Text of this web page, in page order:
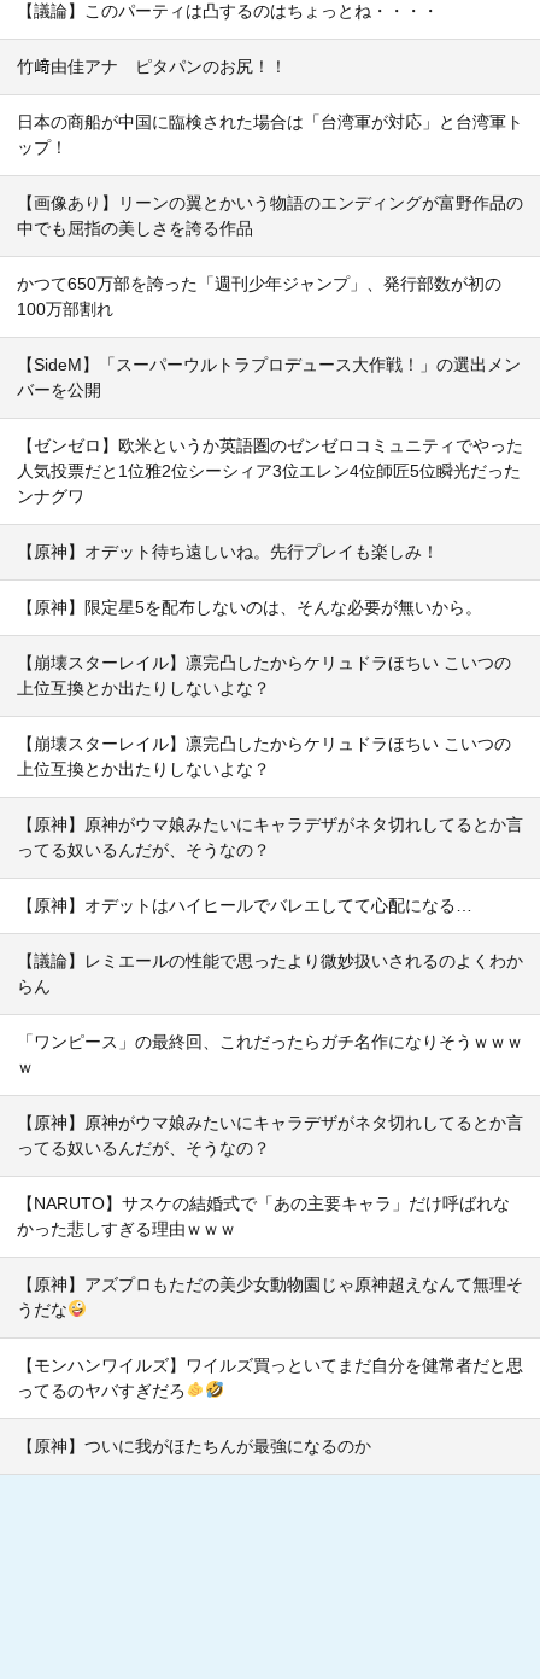
【議論】このパーティは凸するのはちょっとね・・・・
竹﨑由佳アナ ピタパンのお尻！！
日本の商船が中国に臨検された場合は「台湾軍が対応」と台湾軍ト
ップ！
【画像あり】リーンの翼とかいう物語のエンディングが富野作品の
中でも屈指の美しさを誇る作品
かつて650万部を誇った「週刊少年ジャンプ」、発行部数が初の
100万部割れ
【SideM】「スーパーウルトラプロデュース大作戦！」の選出メン
バーを公開
【ゼンゼロ】欧米というか英語圏のゼンゼロコミュニティでやった
人気投票だと1位雅2位シーシィア3位エレン4位師匠5位瞬光だった
ンナグワ
【原神】オデット待ち遠しいね。先行プレイも楽しみ！
【原神】限定星5を配布しないのは、そんな必要が無いから。
【崩壊スターレイル】凛完凸したからケリュドラほちい こいつの
上位互換とか出たりしないよな？
【崩壊スターレイル】凛完凸したからケリュドラほちい こいつの
上位互換とか出たりしないよな？
【原神】原神がウマ娘みたいにキャラデザがネタ切れしてるとか言
ってる奴いるんだが、そうなの？
【原神】オデットはハイヒールでバレエしてて心配になる…
【議論】レミエールの性能で思ったより微妙扱いされるのよくわか
らん
「ワンピース」の最終回、これだったらガチ名作になりそうｗｗｗ
ｗ
【原神】原神がウマ娘みたいにキャラデザがネタ切れしてるとか言
ってる奴いるんだが、そうなの？
【NARUTO】サスケの結婚式で「あの主要キャラ」だけ呼ばれな
かった悲しすぎる理由ｗｗｗ
【原神】アズプロもただの美少女動物園じゃ原神超えなんて無理そ
うだな
【モンハンワイルズ】ワイルズ買っといてまだ自分を健常者だと思
ってるのヤバすぎだろ
【原神】ついに我がほたちんが最強になるのか